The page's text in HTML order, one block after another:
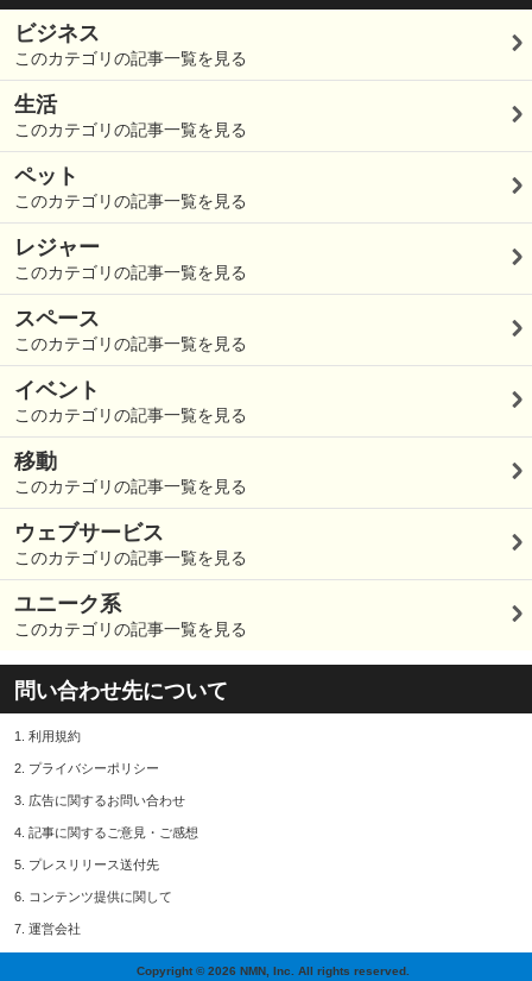
ビジネス
このカテゴリの記事一覧を見る
生活
このカテゴリの記事一覧を見る
ペット
このカテゴリの記事一覧を見る
レジャー
このカテゴリの記事一覧を見る
スペース
このカテゴリの記事一覧を見る
イベント
このカテゴリの記事一覧を見る
移動
このカテゴリの記事一覧を見る
ウェブサービス
このカテゴリの記事一覧を見る
ユニーク系
このカテゴリの記事一覧を見る
問い合わせ先について
1. 利用規約
2. プライバシーポリシー
3. 広告に関するお問い合わせ
4. 記事に関するご意見・ご感想
5. プレスリリース送付先
6. コンテンツ提供に関して
7. 運営会社
Copyright © 2026 NMN, Inc. All rights reserved.